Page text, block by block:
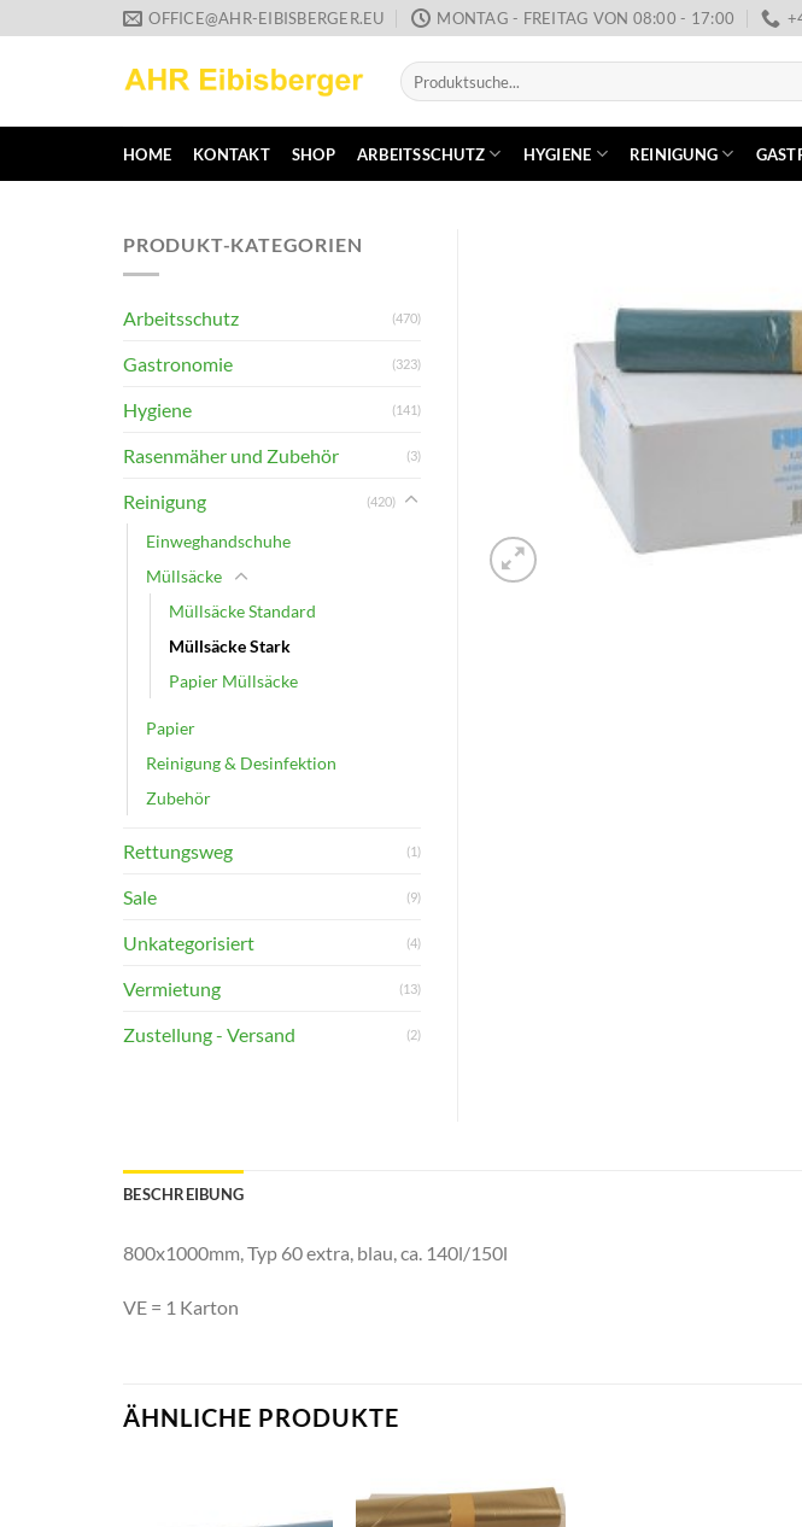
Inhalt
OFFICE@AHR-EIBISBERGER.EU MONTAG - FREITAG VON 08:00 - 17:00
Suche
nach:
HOME KONTAKT SHOP ARBEITSSCHUTZ HYGIENE REINIGUNG
PRODUKT-KATEGORIEN
Arbeitsschutz (470)
Gastronomie (323)
Hygiene (141)
Rasenmäher und Zubehör (3)
Reinigung (420)
Einweghandschuhe
Müllsäcke
Müllsäcke Standard
Müllsäcke Stark
Papier Müllsäcke
Papier
Reinigung & Desinfektion
Zubehör
Rettungsweg (1)
Sale (9)
Unkategorisiert (4)
Vermietung (13)
Zustellung - Versand (2)
BESCHREIBUNG
800x1000mm, Typ 60 extra, blau, ca. 140l/150l
VE = 1 Karton
ÄHNLICHE PRODUKTE